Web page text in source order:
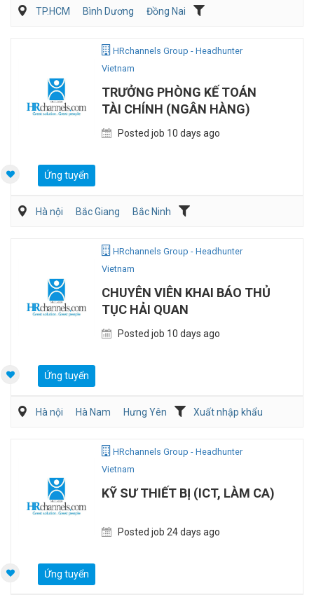
TP.HCM Bình Dương
Đồng Nai
HRchannels Group - Headhunter
Vietnam
TRƯỞNG PHÒNG KẾ TOÁN
TÀI CHÍNH (NGÂN HÀNG)
Posted job 10 days ago
Ứng tuyển
Hà nội Bắc Giang
Bắc Ninh
HRchannels Group - Headhunter
Vietnam
CHUYÊN VIÊN KHAI BÁO THỦ
TỤC HẢI QUAN
Posted job 10 days ago
Ứng tuyển
Hà nội Hà Nam Hưng Yên Xuất nhập khẩu
HRchannels Group - Headhunter
Vietnam
KỸ SƯ THIẾT BỊ (ICT, LÀM CA)
Posted job 24 days ago
Ứng tuyển